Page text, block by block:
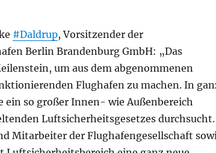
#Daldrup, Vorsitzender der
Berlin Brandenburg GmbH: „Das
um aus dem abgenommenen
Flughafen zu machen. In
ein so großer Innen- wie Außenbereich
Luftsicherheitsgesetzes durchsucht.
Mitarbeiter der Flughafengesellschaft